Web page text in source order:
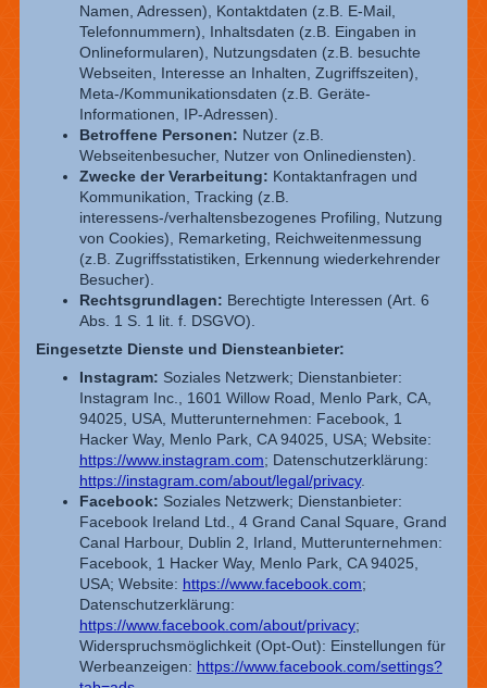
Namen, Adressen), Kontaktdaten (z.B. E-Mail,
Telefonnummern), Inhaltsdaten (z.B. Eingaben in
Onlineformularen), Nutzungsdaten (z.B. besuchte
Webseiten, Interesse an Inhalten, Zugriffszeiten),
Meta-/Kommunikationsdaten (z.B. Geräte-
Informationen, IP-Adressen).
Betroffene Personen: Nutzer (z.B.
Webseitenbesucher, Nutzer von Onlinediensten).
Zwecke der Verarbeitung: Kontaktanfragen und
Kommunikation, Tracking (z.B.
interessens-/verhaltensbezogenes Profiling, Nutzung
von Cookies), Remarketing, Reichweitenmessung
(z.B. Zugriffsstatistiken, Erkennung wiederkehrender
Besucher).
Rechtsgrundlagen: Berechtigte Interessen (Art. 6
Abs. 1 S. 1 lit. f. DSGVO).
Eingesetzte Dienste und Diensteanbieter:
Instagram: Soziales Netzwerk; Dienstanbieter:
Instagram Inc., 1601 Willow Road, Menlo Park, CA,
94025, USA, Mutterunternehmen: Facebook, 1
Hacker Way, Menlo Park, CA 94025, USA; Website:
https://www.instagram.com; Datenschutzerklärung:
https://instagram.com/about/legal/privacy.
Facebook: Soziales Netzwerk; Dienstanbieter:
Facebook Ireland Ltd., 4 Grand Canal Square, Grand
Canal Harbour, Dublin 2, Irland, Mutterunternehmen:
Facebook, 1 Hacker Way, Menlo Park, CA 94025,
USA; Website: https://www.facebook.com;
Datenschutzerklärung:
https://www.facebook.com/about/privacy;
Widerspruchsmöglichkeit (Opt-Out): Einstellungen für
Werbeanzeigen: https://www.facebook.com/settings?